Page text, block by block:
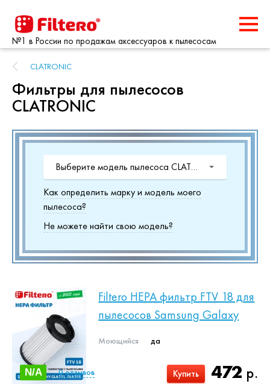
№1 в России по продажам аксессуаров к пылесосам
CLATRONIC
Фильтры для пылесосов
CLATRONIC
Выберите модель пылесоса CLATRONIC
Как определить марку и модель моего
пылесоса?
Не можете найти свою модель?
Filtero HEPA фильтр FTV 18 для
пылесосов Samsung Galaxy
Моющийся да
472 р.
Купить
N/A 0отзывов